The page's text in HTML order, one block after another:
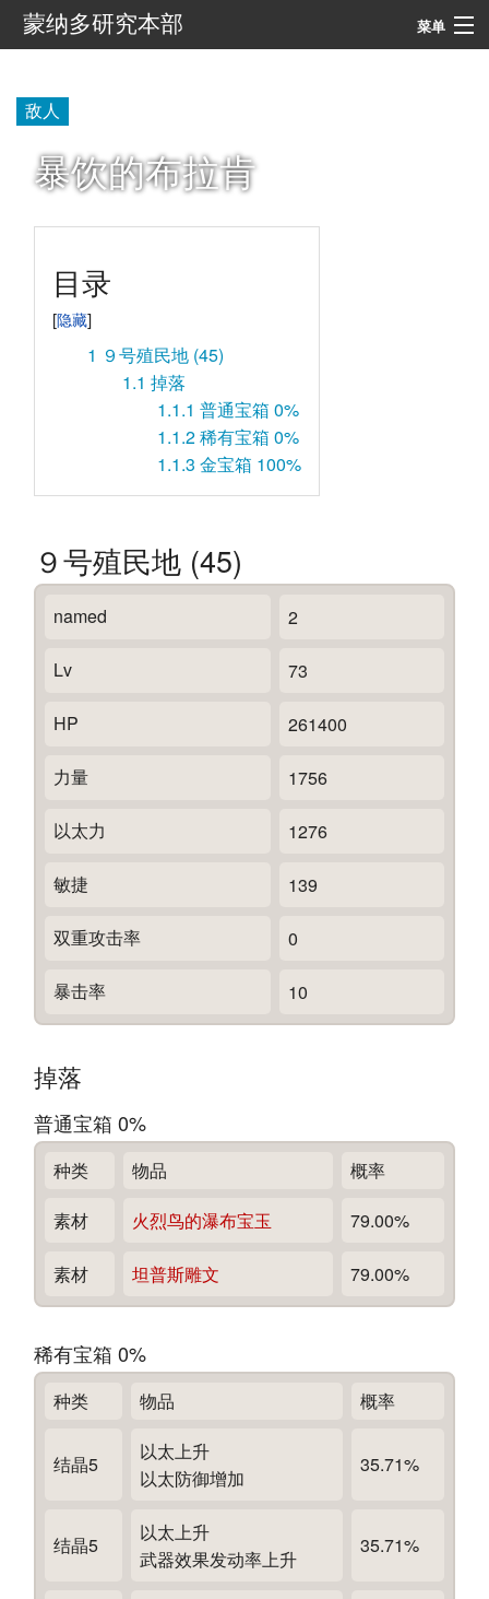
蒙纳多研究本部 菜单
敌人
暴饮的布拉肯
目录
1 ９号殖民地 (45)
1.1 掉落
1.1.1 普通宝箱 0%
1.1.2稀有宝箱 0%
1.1.3 金宝箱 100%
９号殖民地 (45)
named 2
Lv 73
HP 261400
力量 1756
以太力 1276
敏捷 139
双重攻击率 0
暴击率 10
掉落
普通宝箱 0%
种类 物品
概率
素材
火烈鸟的瀑布宝玉 79.00%
素材 坦普斯雕文 79.00%
稀有宝箱 0%
种类 物品 概率
结晶5
以太上升
以太防御增加
35.71%
结晶5
以太上升
武器效果发动率上升
35.71%